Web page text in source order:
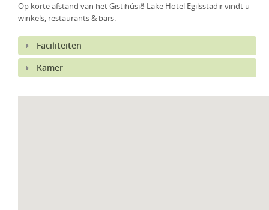
Op korte afstand van het Gistihúsið Lake Hotel Egilsstadir vindt u
winkels, restaurants & bars.
Faciliteiten
Kamer